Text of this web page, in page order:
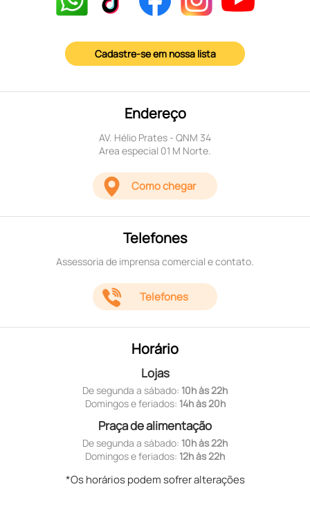
Cadastre-se em nossa lista
Endereço
AV. Hélio Prates - QNM 34
Area especial 01 M Norte.
Como chegar
Telefones
Assessoria de imprensa comercial e contato.
Telefones
Horário
Lojas
De segunda a sábado: 10h às 22h
Domingos e feriados: 14h às 20h
Praça de alimentação
De segunda a sábado: 10h às 22h
Domingos e feriados: 12h às 22h
*Os horários podem sofrer alterações